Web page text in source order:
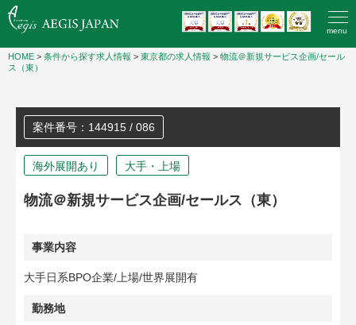
menu
HOME > 条件から探す求人情報 > 東京都の求人情報 > 物流＠新規サービス企画/セール
ス（東）
案件番号：144915 / 086
海外展開あり 大手・上場
物流＠新規サービス企画/セールス（東）
事業内容
大手日系BPO企業/上場/世界展開有
勤務地